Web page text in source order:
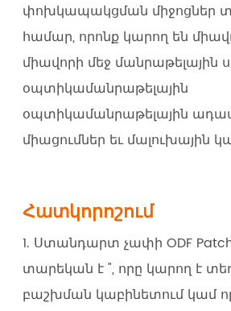
փոխկապակցման միջոցներ
համար, որոնք կարող են
միավորի մեջ մանրաթելային
օպտիկամանրաթելային
օպտիկամանրաթելային
միացումներ եւ մալուխային
Հատկորոշում
1. Ստանդարտ չափի ODF Patch
տարեկան է ", որը կարող է
բաշխման կաբինետում կամ